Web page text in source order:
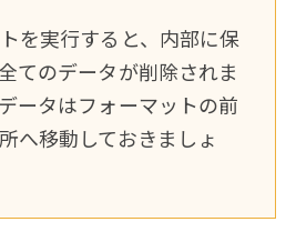
を実行すると、内部に保
てのデータが削除されま
ータはフォーマットの前
へ移動しておきましょ